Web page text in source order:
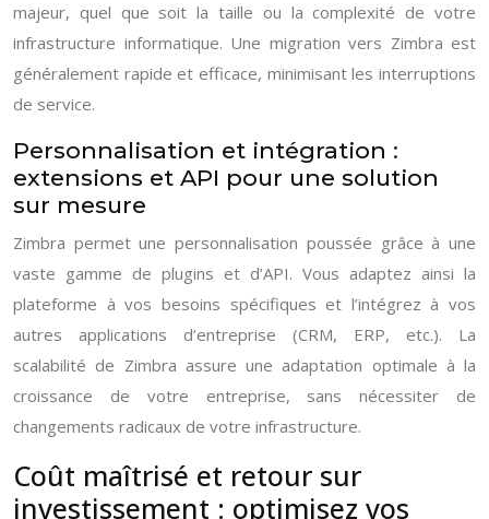
majeur, quel que soit la taille ou la complexité de votre
infrastructure informatique. Une migration vers Zimbra est
généralement rapide et efficace, minimisant les interruptions
de service.
Personnalisation et intégration :
extensions et API pour une solution
sur mesure
Zimbra permet une personnalisation poussée grâce à une
vaste gamme de plugins et d’API. Vous adaptez ainsi la
plateforme à vos besoins spécifiques et l’intégrez à vos
autres applications d’entreprise (CRM, ERP, etc.). La
scalabilité de Zimbra assure une adaptation optimale à la
croissance de votre entreprise, sans nécessiter de
changements radicaux de votre infrastructure.
Coût maîtrisé et retour sur
investissement : optimisez vos